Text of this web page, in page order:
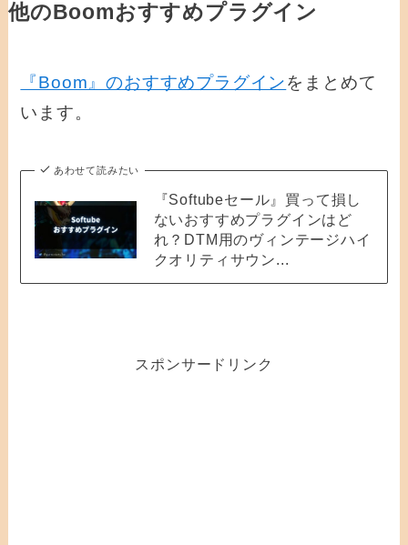
他のBoomおすすめプラグイン
『Boom』のおすすめプラグインをまとめて
います。
あわせて読みたい
『Softubeセール』買って損し
ないおすすめプラグインはど
れ？DTM用のヴィンテージハイ
クオリティサウン...
スポンサードリンク